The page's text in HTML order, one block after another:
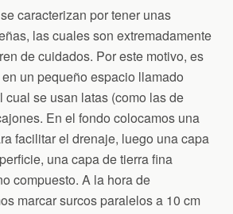
caracterizan por tener unas
las cuales son extremadamente
de cuidados. Por este motivo, es
un pequeño espacio llamado
cual se usan latas (como las de
En el fondo colocamos una
facilitar el drenaje, luego una capa
una capa de tierra fina
compuesto. A la hora de
marcar surcos paralelos a 10 cm